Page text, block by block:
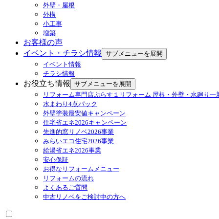
外壁・屋根
外構
小工事
増築
お客様の声
イベント・チラシ情報
サブメニューを展開
イベント情報
チラシ情報
お役立ち情報
サブメニューを展開
リフォーム専門店ぷらす１リフォーム 屋根・外壁・水廻り一
水まわり4点パック
外壁塗装最安値キャンペーン
住宅省エネ2026キャンペーン
先進的窓リノベ2026事業
みらいエコ住宅2026事業
給湯省エネ2026事業
安心保証
お得なリフォームメニュー
リフォームの流れ
よくあるご質問
中古リノベをご検討中の方へ